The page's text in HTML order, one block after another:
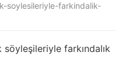
soylesileriyle-farkindalik-
söyleşileriyle farkındalık